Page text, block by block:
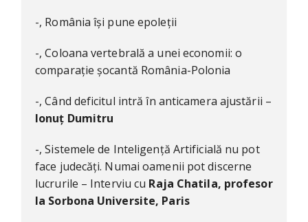
-, România își pune epoleții
-, Coloana vertebrală a unei economii: o
comparație șocantă România-Polonia
-, Când deficitul intră în anticamera ajustării –
Ionuț Dumitru
-, Sistemele de Inteligență Artificială nu pot
face judecăți. Numai oamenii pot discerne
lucrurile – Interviu cu Raja Chatila, profesor
la Sorbona Universite, Paris